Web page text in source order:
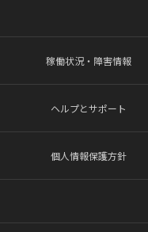
稼働状況・障害情報
ヘルプとサポート
個人情報保護方針